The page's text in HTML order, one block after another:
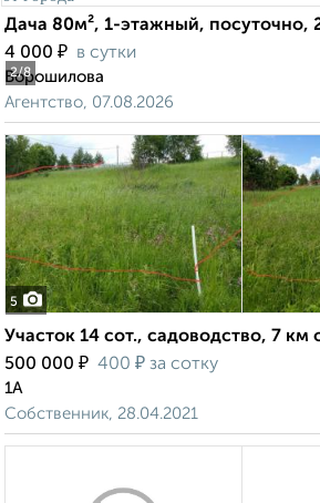
2/8
Дача 80м², 1-этажный, посуточно,
4 000 ₽ в сутки
Ворошилова
Агентство, 07.08.2026
5
Участок 14 сот., садоводство, 7 км
500 000 ₽ 400 ₽ за сотку
1А
Собственник, 28.04.2021